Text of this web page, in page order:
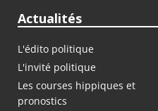
Actualités
L'édito politique
L'invité politique
Les courses hippiques et
pronostics